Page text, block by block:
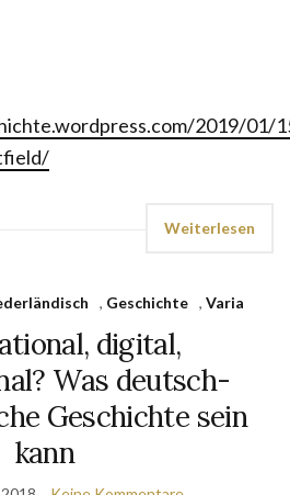
2019/01/
Weiterlesen
, Geschichte , Varia
digital,
Was deutsch-
Geschichte sein
kann